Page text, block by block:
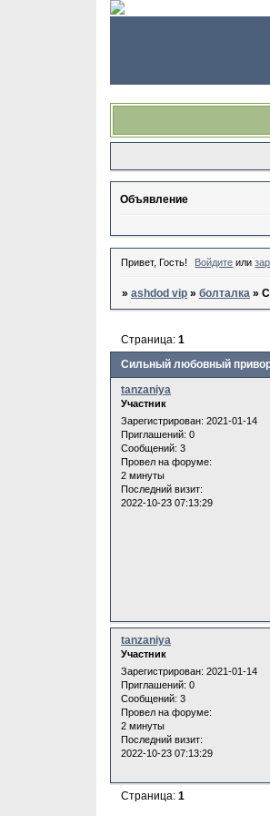
Объявление
Привет, Гость! Войдите или
»ashdod vip »болталка »
Сильный любовный
Страница:1
tanzaniya
Участник
Зарегистрирован: 2021-01-14
Приглашений: 0
Сообщений: 3
Провел на форуме:
2 минуты
Последний визит:
2022-10-23 07:13:29
tanzaniya
Участник
Зарегистрирован: 2021-01-14
Приглашений: 0
Сообщений: 3
Провел на форуме:
2 минуты
Последний визит:
2022-10-23 07:13:29
Страница:1